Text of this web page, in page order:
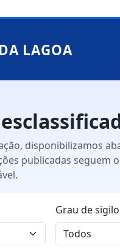
LAGOA
disponibilizamos
publicadas
Grau de sigilo